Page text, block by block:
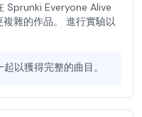
Sprunki Everyone Alive
雜的作品。 進行實驗以
以獲得完整的曲目。